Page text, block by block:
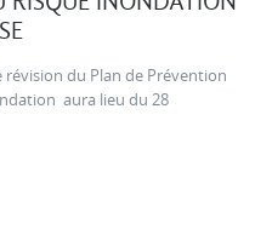
du Plan de Prévention
aura lieu du 28